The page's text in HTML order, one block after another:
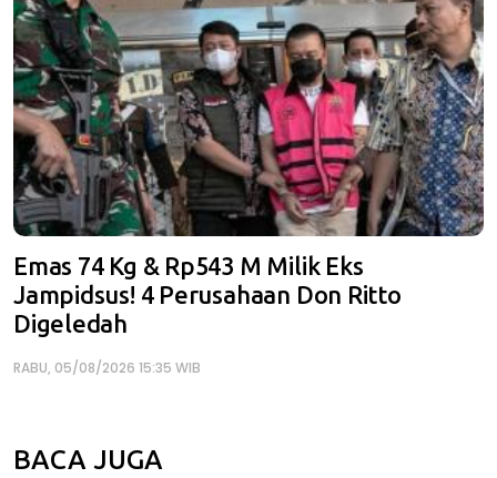
Emas 74 Kg & Rp543 M Milik Eks
Jampidsus! 4 Perusahaan Don Ritto
Digeledah
RABU, 05/08/2026 15:35 WIB
BACA JUGA